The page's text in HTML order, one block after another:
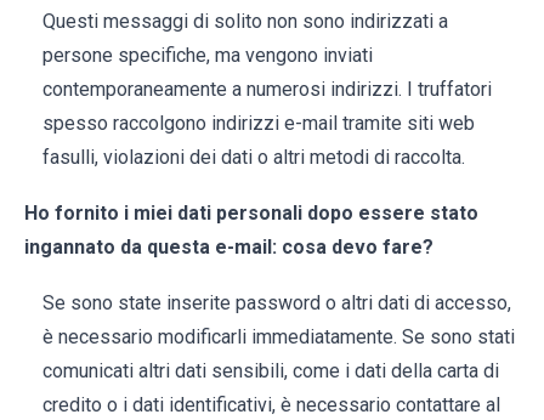
Questi messaggi di solito non sono indirizzati a
persone specifiche, ma vengono inviati
contemporaneamente a numerosi indirizzi. I truffatori
spesso raccolgono indirizzi e-mail tramite siti web
fasulli, violazioni dei dati o altri metodi di raccolta.
Ho fornito i miei dati personali dopo essere stato
ingannato da questa e-mail: cosa devo fare?
Se sono state inserite password o altri dati di accesso,
è necessario modificarli immediatamente. Se sono stati
comunicati altri dati sensibili, come i dati della carta di
credito o i dati identificativi, è necessario contattare al